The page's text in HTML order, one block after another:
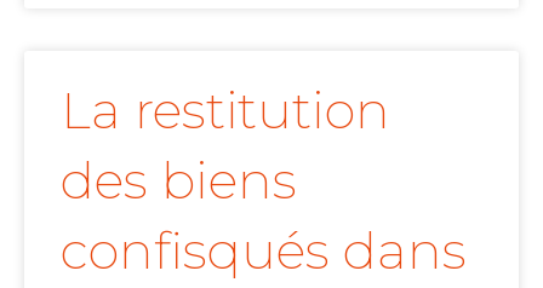
La restitution
des biens
confisqués dans